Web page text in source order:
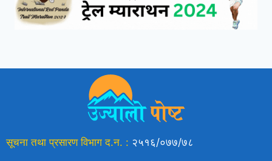
सूचना तथा प्रसारण विभाग द.न. : २५१६/०७७/७८